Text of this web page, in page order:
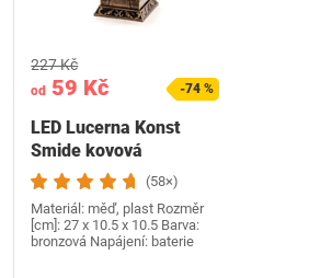
od 59 Kč
227 Kč
-74 %
LED Lucerna Konst
Smide kovová
(58×)
Materiál: měď, plast Rozměr
[cm]: 27 x 10.5 x 10.5 Barva:
bronzová Napájení: baterie